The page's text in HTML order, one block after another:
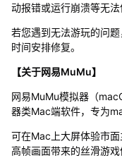
动报错或运行崩溃等无法
若您遇到无法游玩的问
时间安排修复。
【关于网易MuMu】
网易MuMu模拟器（
器类Mac端软件，专为
可在Mac上大屏体验市
高帧画面带来的丝滑游